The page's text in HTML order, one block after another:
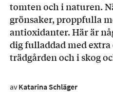
tomten och i naturen.
grönsaker, proppfulla
antioxidanter. Här är
dig fulladdad med extra
trädgården och i skog
avKatarina Schläger